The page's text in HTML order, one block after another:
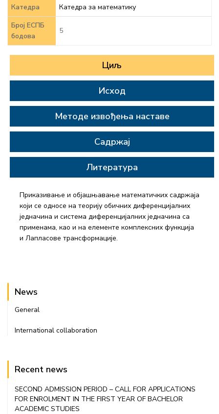
Катедра
Катедра за математику
Број ЕСПБ
бодова
5
Циљ
Исход
Методе извођења наставе
Садржај
Литература
Приказивање и објашњавање математичких садржаја
који се односе на теорију обичних диференцијалних
једначина и система диференцијалних једначина са
применама, као и на елементе комплексних функција
и Лапласове трансформације.
News
General
International collaboration
Recent news
SECOND ADMISSION PERIOD – CALL FOR APPLICATIONS
FOR ENROLMENT IN THE FIRST YEAR OF BACHELOR
ACADEMIC STUDIES